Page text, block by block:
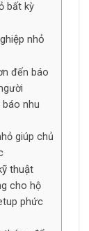
bất kỳ
nhỏ
đến báo
nhu
giúp chủ
thuật
cho hộ
phức